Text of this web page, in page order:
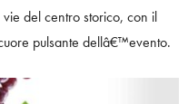
del centro storico, con il
pulsante dellâ€™evento.